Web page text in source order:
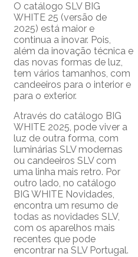
O catálogo SLV BIG
WHITE 25 (versão de
2025) está maior e
continua a inovar. Pois,
além da inovação técnica e
das novas formas de luz,
tem vários tamanhos, com
candeeiros para o interior e
para o exterior.
Através do catálogo BIG
WHITE 2025, pode viver a
luz de outra forma, com
luminárias SLV modernas
ou candeeiros SLV com
uma linha mais retro. Por
outro lado, no catálogo
BIG WHITE Novidades,
encontra um resumo de
todas as novidades SLV,
com os aparelhos mais
recentes que pode
encontrar na SLV Portugal.